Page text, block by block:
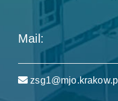
Mail:
zsg1@mjo.krakow.pl